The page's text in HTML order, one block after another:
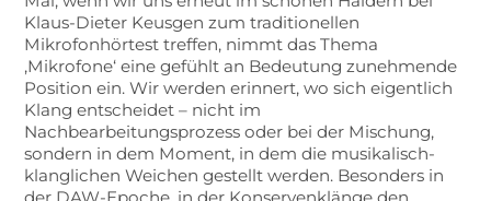
Klaus-Dieter Keusgen zum traditionellen
Mikrofonhörtest treffen, nimmt das Thema
‚Mikrofone‘ eine gefühlt an Bedeutung zunehmende
Position ein. Wir werden erinnert, wo sich eigentlich
Klang entscheidet – nicht im
Nachbearbeitungsprozess oder bei der Mischung,
sondern in dem Moment, in dem die musikalisch-
klanglichen Weichen gestellt werden. Besonders in